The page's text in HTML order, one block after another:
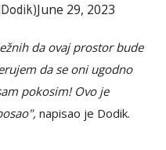
June 29, 2023
da ovaj prostor bude
da se oni ugodno
pokosim! Ovo je
napisao je Dodik.